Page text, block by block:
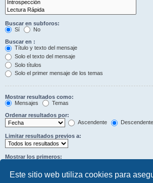
Este sitio web utiliza cookies para
Buscar en subforos:
Sí
No
Buscar en :
Título y texto del mensaje
Solo el texto del mensaje
Solo títulos
Solo el primer mensaje de los temas
Mostrar resultados como:
Mensajes
Temas
Ordenar resultados por:
Ascendente
Descendente
Limitar resultados previos a:
Mostrar los primeros: